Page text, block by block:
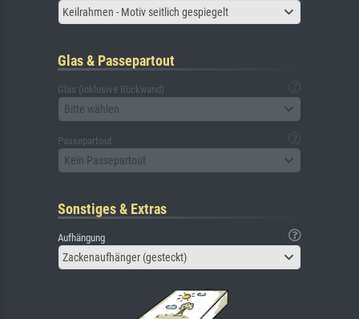
Keilrahmen - Motiv seitlich gespiegelt
Glas & Passepartout
Glas (inklusive Rückwand)
Bitte wählen
Passepartout
Kein Passepartout
Sonstiges & Extras
Aufhängung
Zackenaufhänger (gesteckt)